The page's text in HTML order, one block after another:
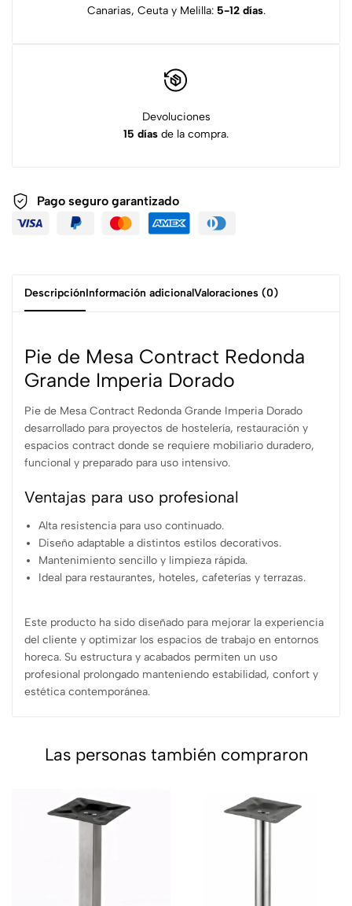
Canarias, Ceuta y Melilla: 5-12 días.
Devoluciones
15 días de la compra.
Pago seguro garantizado
DescripciónInformación adicionalValoraciones (0)
Pie de Mesa Contract Redonda
Grande Imperia Dorado
Pie de Mesa Contract Redonda Grande Imperia Dorado
desarrollado para proyectos de hostelería, restauración y
espacios contract donde se requiere mobiliario duradero,
funcional y preparado para uso intensivo.
Ventajas para uso profesional
Alta resistencia para uso continuado.
Diseño adaptable a distintos estilos decorativos.
Mantenimiento sencillo y limpieza rápida.
Ideal para restaurantes, hoteles, cafeterías y terrazas.
Este producto ha sido diseñado para mejorar la experiencia
del cliente y optimizar los espacios de trabajo en entornos
horeca. Su estructura y acabados permiten un uso
profesional prolongado manteniendo estabilidad, confort y
estética contemporánea.
Las personas también compraron